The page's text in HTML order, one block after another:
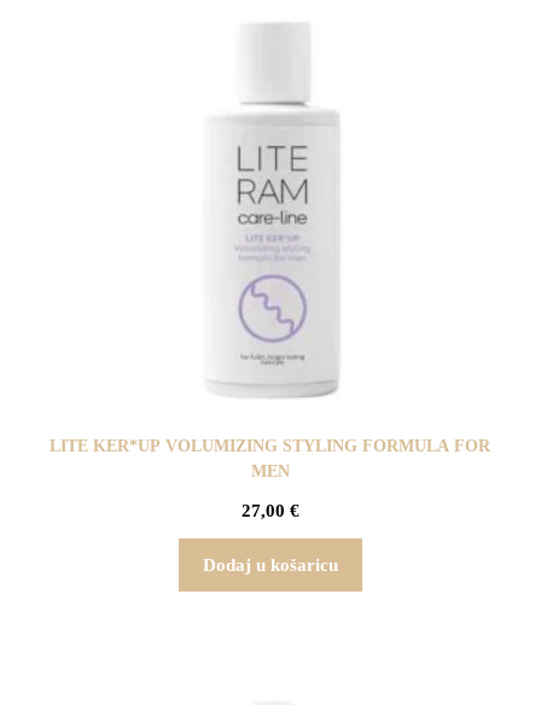
LITE KER*UP VOLUMIZING STYLING FORMULA FOR
MEN
27,00 €
Dodaj u košaricu